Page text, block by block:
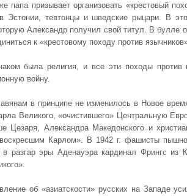
папа призывает организовать «крестовый
Эстонии, тевтонцы и шведские рыцари. В
Александр получил свой титул. В булле
к «крестовому походу против
была религия, и все эти походы против
войну.
в принципе не изменилось в Новое
Великого, «очистившего» Центральную
Александра Македонского и
Карлом». В 1942 г. фашисты
разгар эры Аденауэра кардинал Фрингс из
об «азиатскости» русских на Западе